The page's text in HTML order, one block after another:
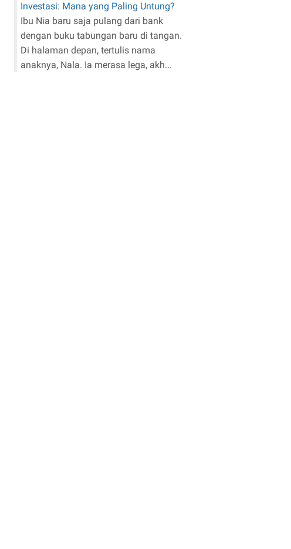
Investasi: Mana yang Paling Untung?
Ibu Nia baru saja pulang dari bank
dengan buku tabungan baru di tangan.
Di halaman depan, tertulis nama
anaknya, Nala. Ia merasa lega, akh...